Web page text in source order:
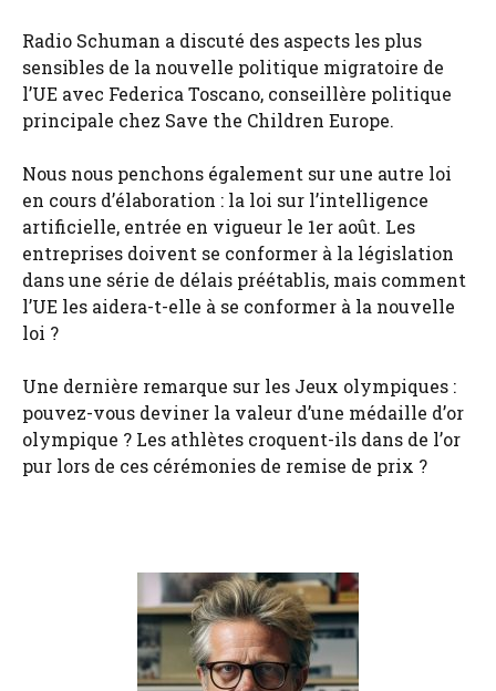
Radio Schuman a discuté des aspects les plus
sensibles de la nouvelle politique migratoire de
l’UE avec Federica Toscano, conseillère politique
principale chez Save the Children Europe.
Nous nous penchons également sur une autre loi
en cours d’élaboration : la loi sur l’intelligence
artificielle, entrée en vigueur le 1er août. Les
entreprises doivent se conformer à la législation
dans une série de délais préétablis, mais comment
l’UE les aidera-t-elle à se conformer à la nouvelle
loi ?
Une dernière remarque sur les Jeux olympiques :
pouvez-vous deviner la valeur d’une médaille d’or
olympique ? Les athlètes croquent-ils dans de l’or
pur lors de ces cérémonies de remise de prix ?